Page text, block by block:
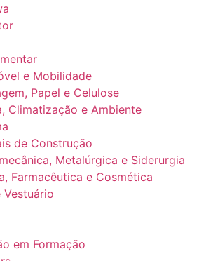
e Mobilidade
Papel e Celulose
Climatização e Ambiente
de Construção
Metalúrgica e Siderurgia
Farmacêutica e Cosmética
Vestuário
em Formação